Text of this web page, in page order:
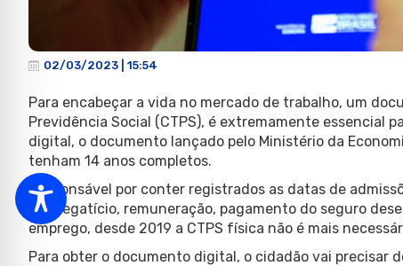
02/03/2023 | 15:54
Para encabeçar a vida no mercado de trabalho, um
Previdência Social (CTPS), é extremamente essencial
digital, o documento lançado pelo Ministério da
tenham 14 anos completos.
Responsável por conter registrados as datas de
empregatício, remuneração, pagamento do seguro
emprego, desde 2019 a CTPS física não é mais
Para obter o documento digital, o cidadão vai precisar